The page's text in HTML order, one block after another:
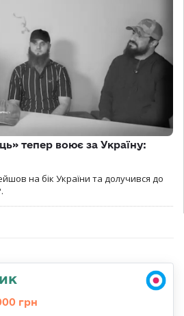
тепер воює за Україну:
на бік України та долучився до
грн